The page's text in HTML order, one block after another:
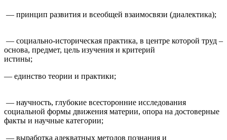
— принцип развития и всеобщей взаимосвязи (диалектика);
— социально-историческая практика, в центре которой труд –
основа, предмет, цель изучения и критерий
истины;
— единство теории и практики;
— научность, глубокие всесторонние исследования
социальной формы движения материи, опора на достоверные
факты и научные категории;
— выработка адекватных методов познания и